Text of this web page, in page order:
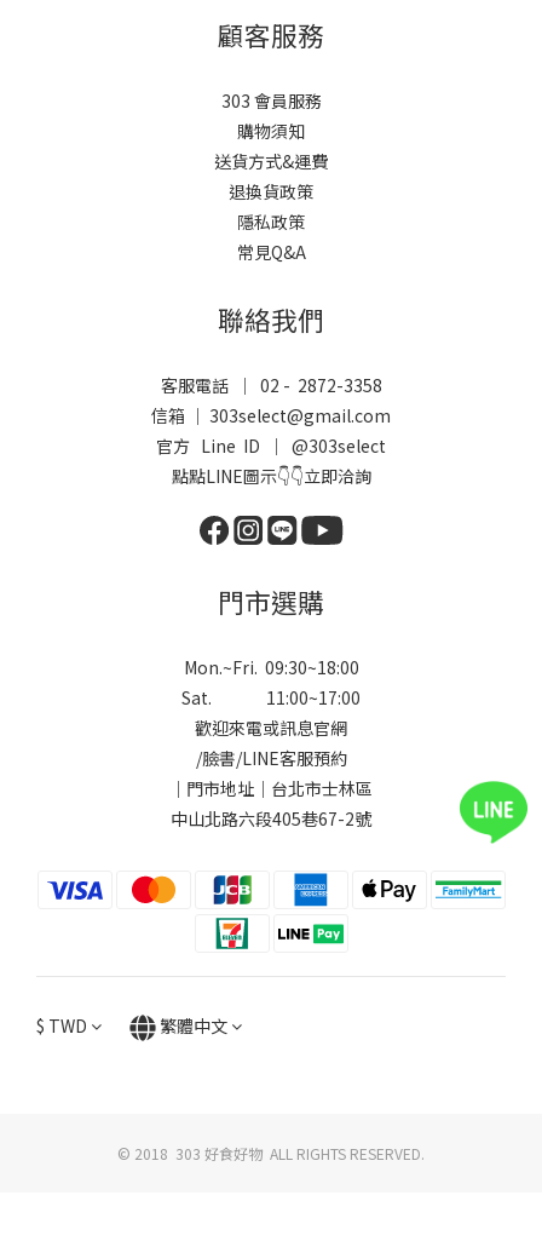
顧客服務
303 會員服務
購物須知
送貨方式&運費
退換貨政策
隱私政策
常見Q&A
聯絡我們
客服電話 ｜ 02 - 2872-3358
信箱 ｜ 303select@gmail.com
官方 Line ID ｜ @303select
點點LINE圖示👇👇立即洽詢
門市選購
Mon.~Fri. 09:30~18:00
Sat. 11:00~17:00
歡迎來電或訊息官網
/臉書/LINE客服預約
｜門市地址｜台北市士林區
中山北路六段405巷67-2號
$ TWD 繁體中文
© 2018 303 好食好物 ALL RIGHTS RESERVED.